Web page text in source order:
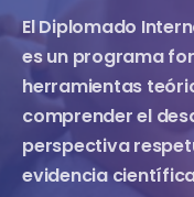
El Diplomado
es un programa
herramientas
comprender el
perspectiva
evidencia